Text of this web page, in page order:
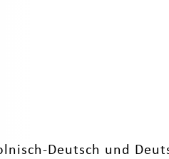
Deutsch und